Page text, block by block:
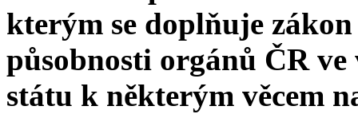
kterým se doplňuje
působnosti orgánů ČR
státu k některým věcem